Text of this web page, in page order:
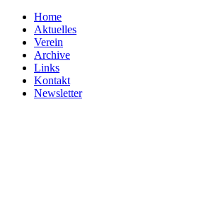
Home
Aktuelles
Verein
Archive
Links
Kontakt
Newsletter